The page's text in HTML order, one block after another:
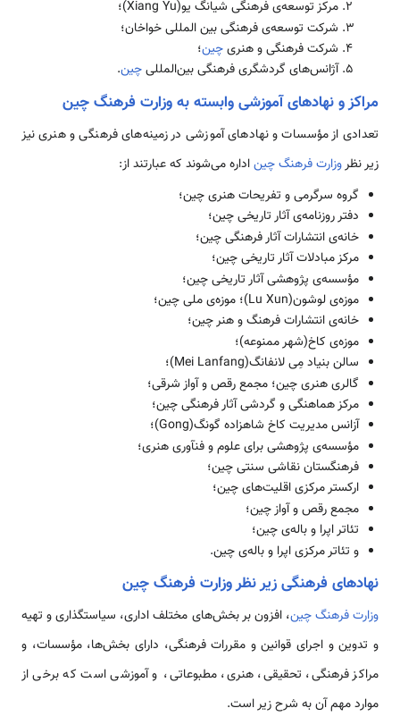
مرکز توسعه‌­ی فرهنگی شیانگ یو(Xiang Yu)؛
شرکت توسعه­‌ی فرهنگی بین المللی خواخان؛
شرکت فرهنگی و هنریچین؛
آژانس‌­های گردشگری فرهنگی بین‌المللیچین.
مراکز و نهادهای آموزشی وابسته به وزارت فرهنگ چین
تعدادی از مؤسسات و نهادهای آموزشی در زمینه‌­های فرهنگی و هنری نیز
زیر نظروزارت فرهنگ چیناداره می‌شوند که عبارتند از:
گروه سرگرمی و تفریحات هنری چین؛
دفتر روزنامه‌­ی آثار تاریخی چین؛
خانه‌­ی انتشارات آثار فرهنگی چین؛
مرکز مبادلات آثار تاریخی چین؛
مؤسسه‌­ی پژوهشی آثار تاریخی چین؛
موزه­‌ی لوشون(Lu Xun)؛ موزه­‌ی ملی چین؛
خانه­‌ی انتشارات فرهنگ و هنر چین؛
موزه­‌ی کاخ(شهر ممنوعه)؛
سالن بنیاد مِی لانفانگ(Mei Lanfang)؛
گالری هنری چین؛ مجمع رقص و آواز شرقی؛
مرکز هماهنگی و گردشی آثار فرهنگی چین؛
آزانس مدیریت کاخ شاهزاده گونگ(Gong)؛
مؤسسه­‌ی پژوهشی برای علوم و فن­آوری هنری؛
فرهنگستان نقاشی سنتی چین؛
ارکستر مرکزی اقلیت­‌های چین؛
مجمع رقص و آواز چین؛
تئاتر اپرا و باله‌­ی چین؛
و تئاتر مرکزی اپرا و باله­‌ی چین.
نهادهای فرهنگی زیر نظر وزارت فرهنگ چین
وزارت فرهنگ چین، افزون بر بخش­‌های مختلف اداری، سیاست­گذاری و تهیه
و تدوین و اجرای قوانین و مقررات فرهنگی، دارای بخش‌­ها، مؤسسات، و
مراکز فرهنگی، تحقیقی، هنری، مطبوعاتی، و آموزشی است که برخی از
موارد مهم آن به شرح زیر است.